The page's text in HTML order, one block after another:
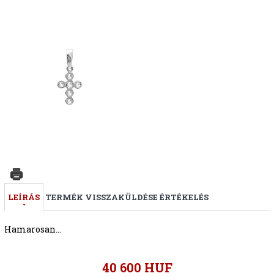
LEÍRÁS TERMÉK VISSZAKÜLDÉSE ÉRTÉKELÉS
Hamarosan...
40 600 HUF